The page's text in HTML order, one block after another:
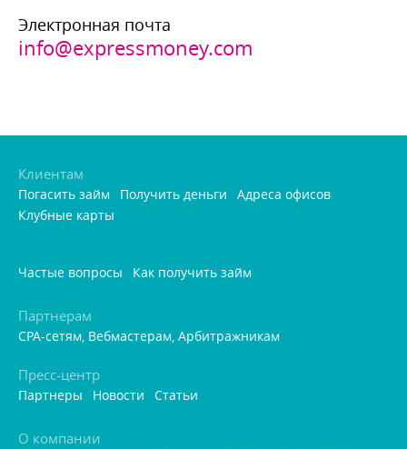
Электронная почта
info@expressmoney.com
Клиентам
Погасить займ Получить деньги
Адреса офисо
Клубные карты
Частые вопросы Как получить займ
Партнерам
CPA-сетям, Вебмастерам, Арбитражникам
Пресс-центр
Партнеры Новости Статьи
О компании